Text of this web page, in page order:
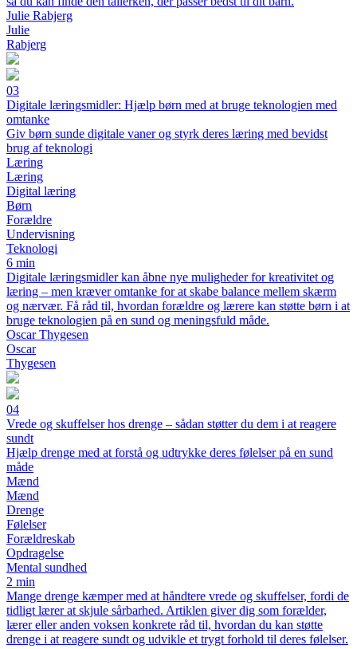
Julie Rabjerg
Julie
Rabjerg
03
Digitale læringsmidler: Hjælp børn med at bruge teknologien med
omtanke
Giv børn sunde digitale vaner og styrk deres læring med bevidst
brug af teknologi
Læring
Læring
Digital læring
Børn
Forældre
Undervisning
Teknologi
6 min
Digitale læringsmidler kan åbne nye muligheder for kreativitet og
læring – men kræver omtanke for at skabe balance mellem skærm
og nærvær. Få råd til, hvordan forældre og lærere kan støtte børn i at
bruge teknologien på en sund og meningsfuld måde.
Oscar Thygesen
Oscar
Thygesen
04
Vrede og skuffelser hos drenge – sådan støtter du dem i at reagere
sundt
Hjælp drenge med at forstå og udtrykke deres følelser på en sund
måde
Mænd
Mænd
Drenge
Følelser
Forældreskab
Opdragelse
Mental sundhed
2 min
Mange drenge kæmper med at håndtere vrede og skuffelser, fordi de
tidligt lærer at skjule sårbarhed. Artiklen giver dig som forælder,
lærer eller anden voksen konkrete råd til, hvordan du kan støtte
drenge i at reagere sundt og udvikle et trygt forhold til deres følelser.